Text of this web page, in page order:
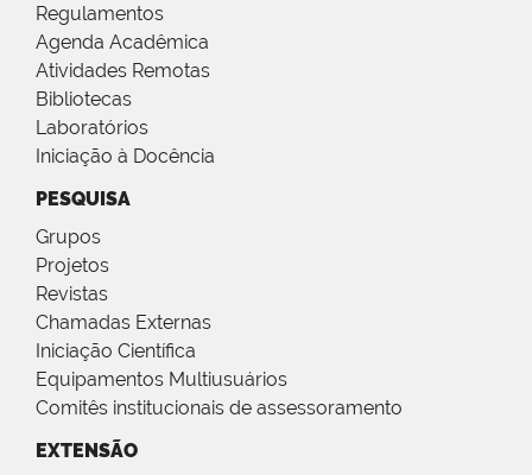
Regulamentos
Agenda Acadêmica
Atividades Remotas
Bibliotecas
Laboratórios
Iniciação à Docência
PESQUISA
Grupos
Projetos
Revistas
Chamadas Externas
Iniciação Científica
Equipamentos Multiusuários
Comitês institucionais de assessoramento
EXTENSÃO